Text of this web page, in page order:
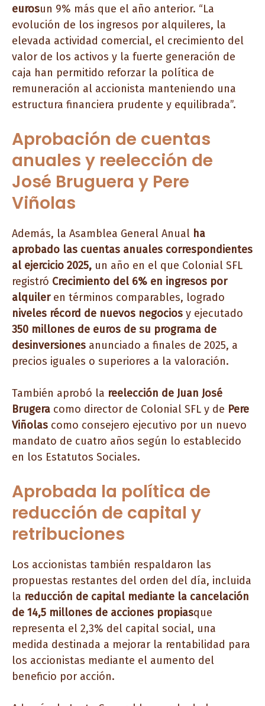
eurosun 9% más que el año anterior. “La
evolución de los ingresos por alquileres, la
elevada actividad comercial, el crecimiento del
valor de los activos y la fuerte generación de
caja han permitido reforzar la política de
remuneración al accionista manteniendo una
estructura financiera prudente y equilibrada”.
Aprobación de cuentas
anuales y reelección de
José Bruguera y Pere
Viñolas
Además, la Asamblea General Anual ha
aprobado las cuentas anuales correspondientes
al ejercicio 2025, un año en el que Colonial SFL
registró Crecimiento del 6% en ingresos por
alquiler en términos comparables, logrado
niveles récord de nuevos negocios y ejecutado
350 millones de euros de su programa de
desinversiones anunciado a finales de 2025, a
precios iguales o superiores a la valoración.
También aprobó la reelección de Juan José
Brugera como director de Colonial SFL y de Pere
Viñolas como consejero ejecutivo por un nuevo
mandato de cuatro años según lo establecido
en los Estatutos Sociales.
Aprobada la política de
reducción de capital y
retribuciones
Los accionistas también respaldaron las
propuestas restantes del orden del día, incluida
la reducción de capital mediante la cancelación
de 14,5 millones de acciones propiasque
representa el 2,3% del capital social, una
medida destinada a mejorar la rentabilidad para
los accionistas mediante el aumento del
beneficio por acción.